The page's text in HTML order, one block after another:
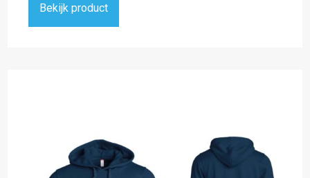
Bekijk product